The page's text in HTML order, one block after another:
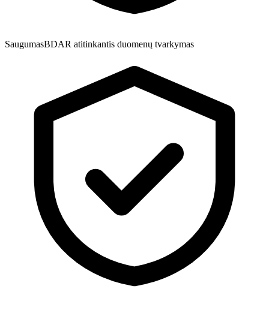
SaugumasBDAR atitinkantis duomenų tvarkymas